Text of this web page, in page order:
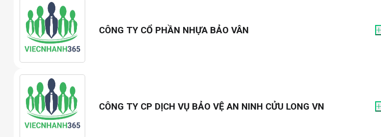
CÔNG TY CỔ PHẦN NHỰA BẢO VÂN
CÔNG TY CP DỊCH VỤ BẢO VỆ AN NINH CỬU LONG VN